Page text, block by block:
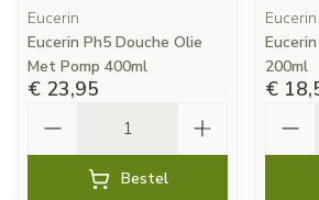
Eucerin
Eucerin Ph5 Douche Olie
Met Pomp 400ml
€ 23,95
Bestel
Eucerin
200ml
€